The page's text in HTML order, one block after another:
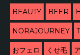
BEAUTY BEER
NORAJOURNEY
おフェロ くせ毛